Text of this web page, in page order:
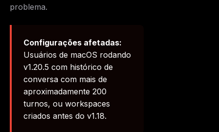
problema.
Configurações afetadas:
Usuários de macOS rodando
v1.20.5 com histórico de
conversa com mais de
aproximadamente 200
turnos, ou workspaces
criados antes do v1.18.